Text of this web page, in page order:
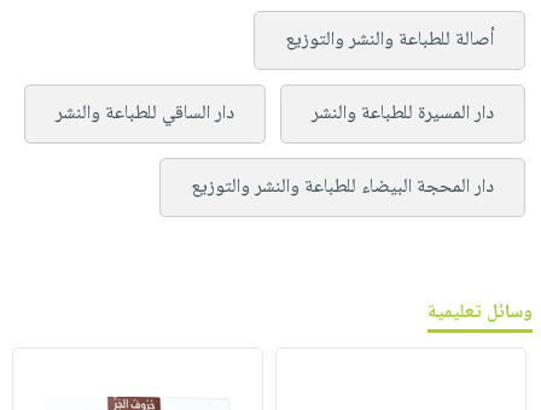
أصالة للطباعة والنشر والتوزيع
دار المسيرة للطباعة والنشر دار الساقي للطباعة والنشر
دار المحجة البيضاء للطباعة والنشر والتوزيع
وسائل تعليمية